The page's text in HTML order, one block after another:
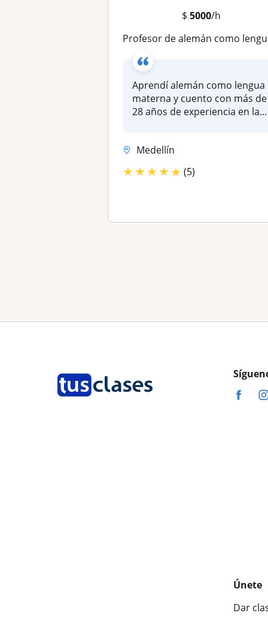
$5000/h
Profesor de alemán como lengua materna con mas de 28 años de experiencia
Aprendí alemán como lengua
materna y cuento con más de
28 años de experiencia en la...
Medellín
★★★★★ (5)
Únete
Dar